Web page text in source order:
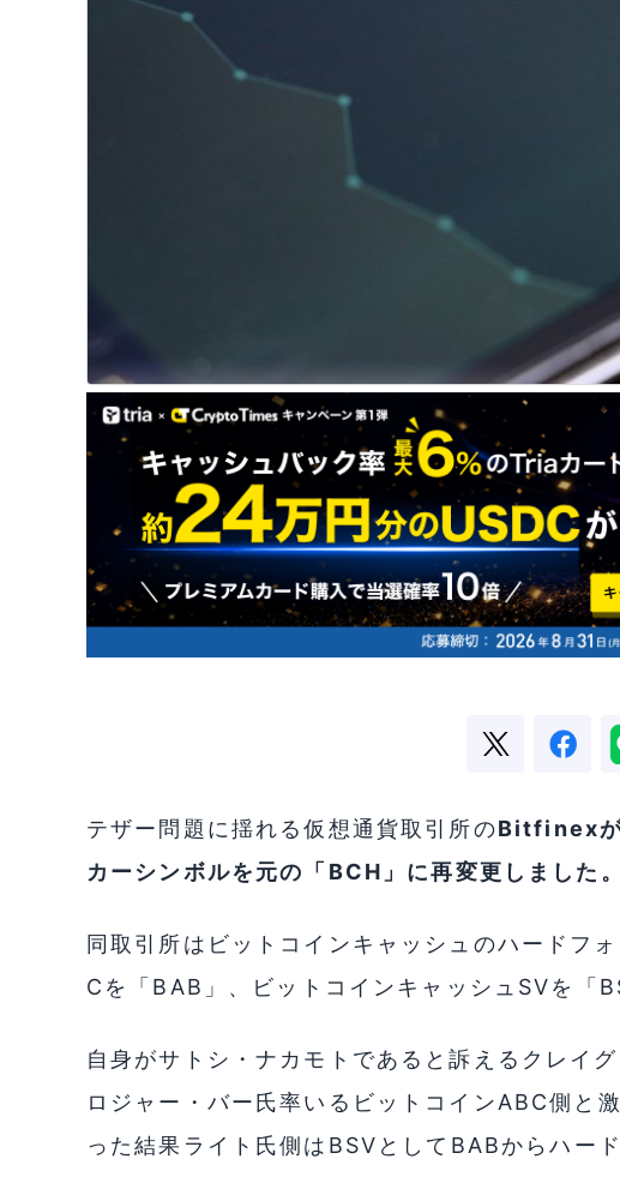
テザー問題に揺れる仮想通貨取引所のBitfinexが
カーシンボルを元の「BCH」に再変更しました。
同取引所はビットコインキャッシュのハードフ
Cを「BAB」、ビットコインキャッシュSVを「
自身がサトシ・ナカモトであると訴えるクレイ
ロジャー・バー氏率いるビットコインABC側と
った結果ライト氏側はBSVとしてBABからハー